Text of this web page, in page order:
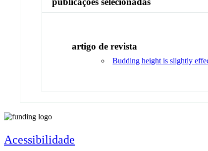
artigo de revista
Budding height is slightly
Acessibilidade